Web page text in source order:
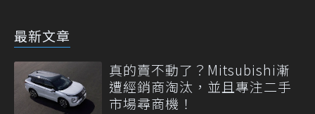
最新文章
真的賣不動了？Mitsubishi漸
遭經銷商淘汰，並且專注二手
市場尋商機！